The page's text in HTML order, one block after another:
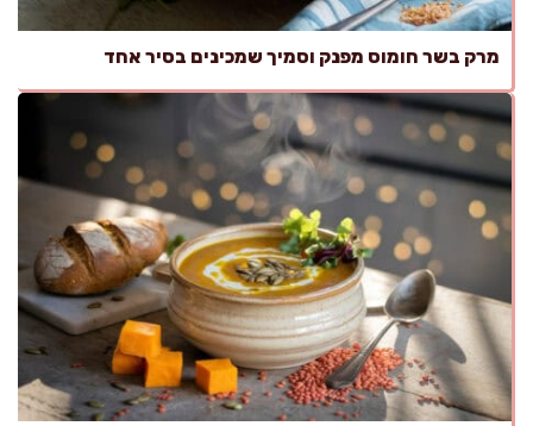
מרק בשר חומוס מפנק וסמיך שמכינים בסיר אחד